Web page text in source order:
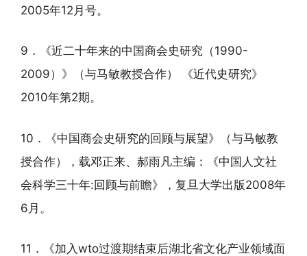
2005年12月号。
9．《近二十年来的中国商会史研究（1990-
2009）》（与马敏教授合作） 《近代史研究》
2010年第2期。
10．《中国商会史研究的回顾与展望》（与马敏教
授合作），载邓正来、郝雨凡主编：《中国人文社
会科学三十年:回顾与前瞻》，复旦大学出版2008年
6月。
11．《加入wto过渡期结束后湖北省文化产业领域面